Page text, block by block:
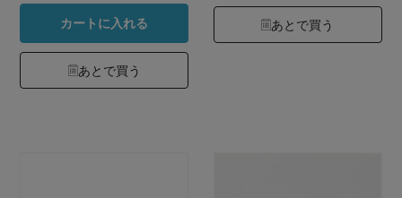
カートに入れる
あとで買う
あとで買う